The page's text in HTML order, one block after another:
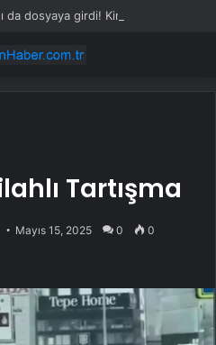
Tartışma
Mayıs 15, 2025 0 0